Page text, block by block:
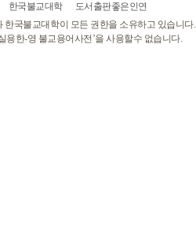
한국불교대학
도서출판좋은인연
한국불교대학이 모든 권한을 소유하고 있습니다.
용한-영 불교용어사전’을 사용할수 없습니다.